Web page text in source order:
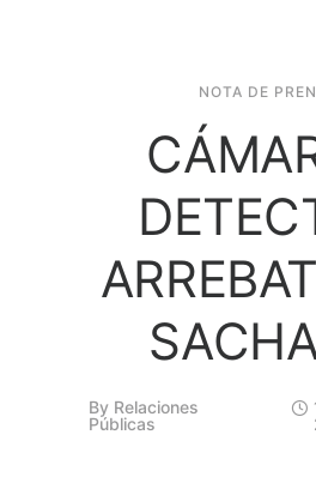
NOTA DE
By Relaciones
Públicas